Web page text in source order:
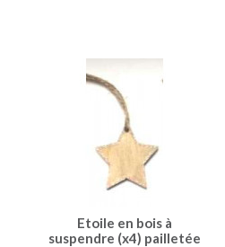
Etoile en bois à
suspendre (x4) pailletée